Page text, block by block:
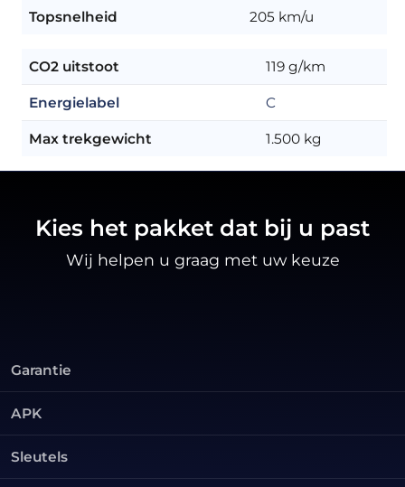
Topsnelheid 205 km/u
CO2 uitstoot 119 g/km
Energielabel C
Max trekgewicht 1.500 kg
Kies het pakket dat bij u past
Wij helpen u graag met uw keuze
Garantie
APK
Sleutels